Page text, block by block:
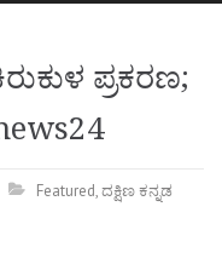
ಪ್ರಕರಣ;
Featured,ದಕ್ಷಿಣ ಕನ್ನಡ